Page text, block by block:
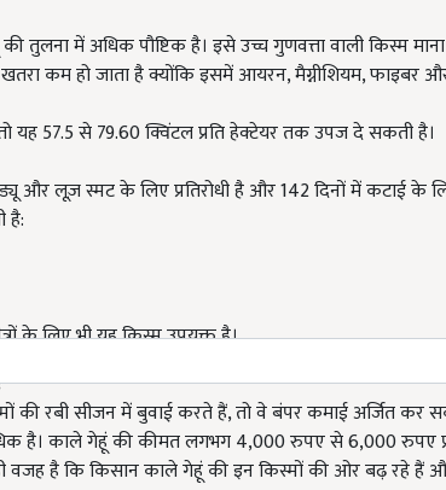
तुलना में अधिक पौष्टिक है। इसे उच्च गुणवत्ता वाली किस्म
कम हो जाता है क्योंकि इसमें आयरन, मैग्नीशियम, फाइबर
यह 57.5 से 79.60 क्विंटल प्रति हेक्टेयर तक उपज दे सकती है।
और लूज़ स्मट के लिए प्रतिरोधी है और 142 दिनों में कटाई के
है:
के लिए भी यह किस्म उपयुक्त है।
की रबी सीजन में बुवाई करते हैं, तो वे बंपर कमाई अर्जित कर
है। काले गेहूं की कीमत लगभग 4,000 रुपए से 6,000 रुपए
वजह है कि किसान काले गेहूं की इन किस्मों की ओर बढ़ रहे हैं